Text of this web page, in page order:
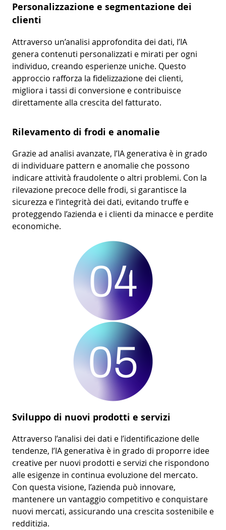
Personalizzazione e segmentazione dei
clienti
Attraverso un’analisi approfondita dei dati, l’IA
genera contenuti personalizzati e mirati per ogni
individuo, creando esperienze uniche. Questo
approccio rafforza la fidelizzazione dei clienti,
migliora i tassi di conversione e contribuisce
direttamente alla crescita del fatturato.
Rilevamento di frodi e anomalie
Grazie ad analisi avanzate, l’IA generativa è in grado
di individuare pattern e anomalie che possono
indicare attività fraudolente o altri problemi. Con la
rilevazione precoce delle frodi, si garantisce la
sicurezza e l’integrità dei dati, evitando truffe e
proteggendo l’azienda e i clienti da minacce e perdite
economiche.
Sviluppo di nuovi prodotti e servizi
Attraverso l’analisi dei dati e l’identificazione delle
tendenze, l’IA generativa è in grado di proporre idee
creative per nuovi prodotti e servizi che rispondono
alle esigenze in continua evoluzione del mercato.
Con questa visione, l’azienda può innovare,
mantenere un vantaggio competitivo e conquistare
nuovi mercati, assicurando una crescita sostenibile e
redditizia.